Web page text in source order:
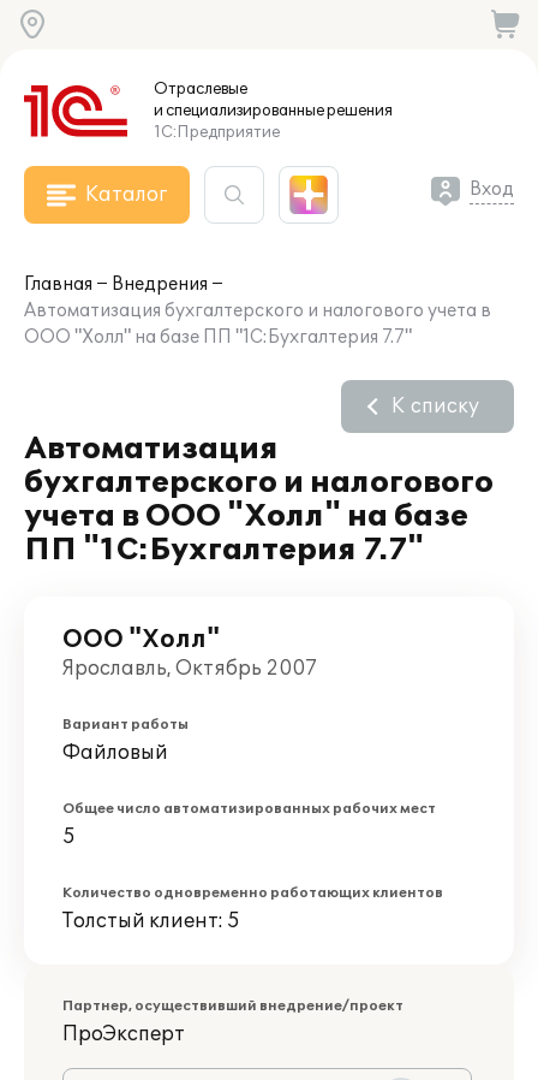
Отраслевые
и специализированныерешения
1С:Предприятие
Каталог Вход
Главная
Внедрения
Автоматизация бухгалтерского и налогового учета в
ООО "Холл" на базе ПП "1С:Бухгалтерия 7.7"
Автоматизация
бухгалтерского и налогового
учета в ООО "Холл" на базе
ПП "1С:Бухгалтерия 7.7"
К списку
ООО "Холл"
Ярославль, Октябрь 2007
Вариант работы
Файловый
Общее число автоматизированных рабочих мест
5
Количество одновременно работающих клиентов
Толстый клиент: 5
Партнер, осуществивший внедрение/проект
ПроЭксперт